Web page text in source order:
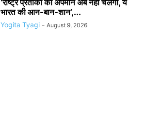
‘राष्ट्र प्रतीकों का अपमान अब नहीं चलेगा, ये
भारत की आन-बान-शान’,...
Yogita Tyagi - August 9, 2026